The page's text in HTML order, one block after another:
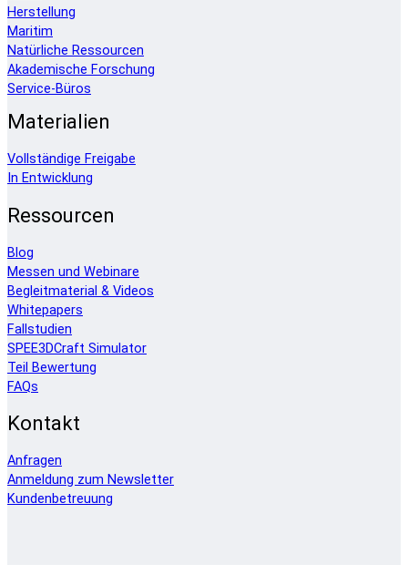
Herstellung
Maritim
Natürliche Ressourcen
Akademische Forschung
Service-Büros
Materialien
Vollständige Freigabe
In Entwicklung
Ressourcen
Blog
Messen und Webinare
Begleitmaterial & Videos
Whitepapers
Fallstudien
SPEE3DCraft Simulator
Teil Bewertung
FAQs
Kontakt
Anfragen
Anmeldung zum Newsletter
Kundenbetreuung